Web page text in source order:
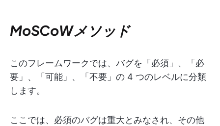
MoSCoWメソッド
このフレームワークでは、バグを「必須」、「必
要」、「可能」、「不要」の 4 つのレベルに分類
します。
ここでは、必須のバグは重大とみなされ、その他